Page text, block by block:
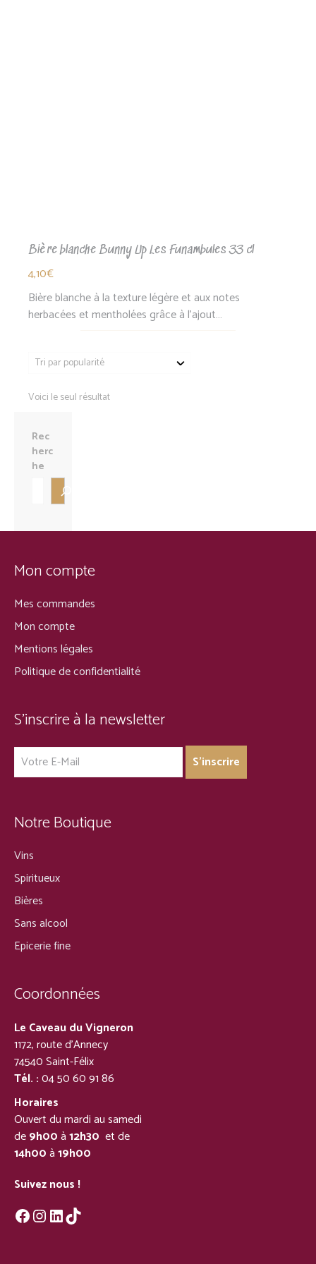
Bière blanche Bunny Up Les Funambules 33 cl
4,10€
Bière blanche à la texture légère et aux notes
herbacées et mentholées grâce à l'ajout…
Voici le seul résultat
Rec
herc
he
Mon compte
Mes commandes
Mon compte
Mentions légales
Politique de confidentialité
S’inscrire à la newsletter
Notre Boutique
Vins
Spiritueux
Bières
Sans alcool
Epicerie fine
Coordonnées
Le Caveau du Vigneron
1172, route d’Annecy
74540 Saint-Félix
Tél. :04 50 60 91 86
Horaires
Ouvert du mardi au samedi
de9h00à12h30 et de
14h00à19h00
Suivez nous !
Facebook
Instagram
LinkedIn
TikTok